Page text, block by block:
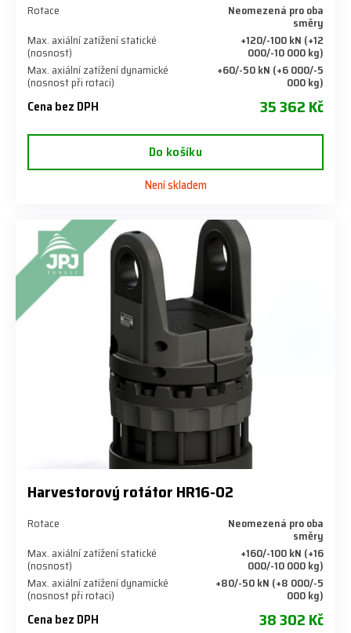
Rotace Neomezená pro oba
směry
Max. axiální zatížení statické
(nosnost)
+120/-100 kN (+12
000/-10 000 kg)
Max. axiální zatížení dynamické
(nosnost při rotaci)
+60/-50 kN (+6 000/-5
000 kg)
Cena bez DPH 35 362 Kč
Do košíku
Není skladem
Harvestorový rotátor HR16-02
Rotace Neomezená pro oba
směry
Max. axiální zatížení statické
(nosnost)
+160/-100 kN (+16
000/-10 000 kg)
Max. axiální zatížení dynamické
(nosnost při rotaci)
+80/-50 kN (+8 000/-5
000 kg)
Cena bez DPH 38 302 Kč